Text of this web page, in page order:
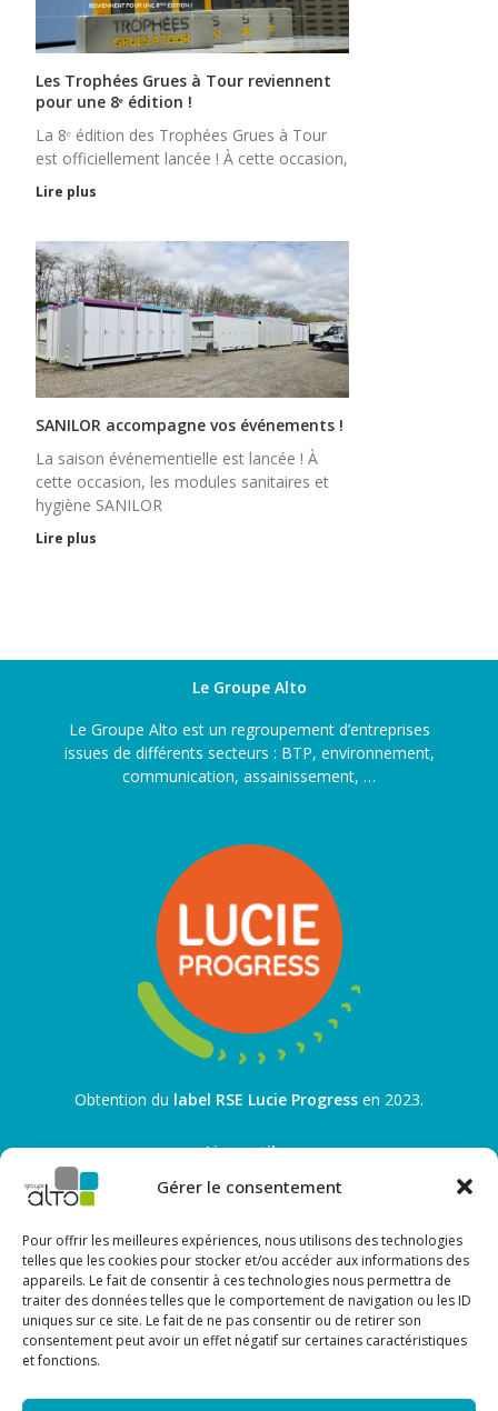
Gérer le consentement
Pour offrir les meilleures expériences, nous utilisons des technologies
telles que les cookies pour stocker et/ou accéder aux informations des
appareils. Le fait de consentir à ces technologies nous permettra de
traiter des données telles que le comportement de navigation ou les ID
uniques sur ce site. Le fait de ne pas consentir ou de retirer son
consentement peut avoir un effet négatif sur certaines caractéristiques
et fonctions.
Les Trophées Grues à Tour reviennent
pour une 8ᵉ édition !
La 8ᵉ édition des Trophées Grues à Tour
est officiellement lancée ! À cette occasion,
Lire plus
SANILOR accompagne vos événements !
La saison événementielle est lancée ! À
cette occasion, les modules sanitaires et
hygiène SANILOR
Lire plus
Le Groupe Alto
Le Groupe Alto est un regroupement d’entreprises
issues de différents secteurs : BTP, environnement,
communication, assainissement, …
Obtention du label RSE Lucie Progress en 2023.
Liens utiles
Recrutement
Nous contacter
Les sites de nos entreprises
OCTAVE
SANILOR